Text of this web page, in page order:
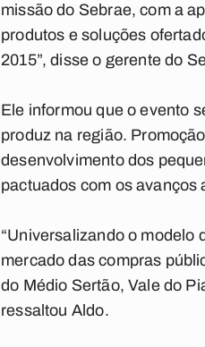
missão do Sebrae, com a
produtos e soluções
2015”, disse o gerente do
Ele informou que o evento
produz na região.
desenvolvimento dos
pactuados com os avanços
“Universalizando o modelo
mercado das compras
do Médio Sertão, Vale do
ressaltou Aldo.